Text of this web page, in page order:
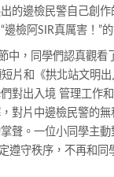
的邊檢民警自己創
檢阿SIR真厲害！”的
中，同學們認真觀看
短片和《拱北站文明
對出入境 管理工作
對片中邊檢民警的
聲。一位小同學主動
遵守秩序，不再和同